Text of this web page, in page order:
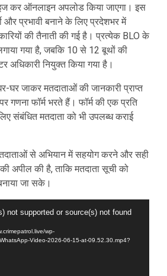
कर ऑनलाइन अपलोड किया जाएगा। इस
और प्रभावी बनाने के लिए प्रदेशभर में
की तैनाती की गई है। प्रत्येक BLO के
गया है, जबकि 10 से 12 बूथों की
अधिकारी नियुक्त किया गया है।
घर जाकर मतदाताओं की जानकारी प्राप्त
गणना फॉर्म भरते हैं। फॉर्म की एक प्रति
संबंधित मतदाता को भी उपलब्ध कराई
से अभियान में सहयोग करने और सही
अपील की है, ताकि मतदाता सूची को
जा सके।
not supported or source(s) not found
wp-
Video-2026-06-15-at-09.52.30.mp4?